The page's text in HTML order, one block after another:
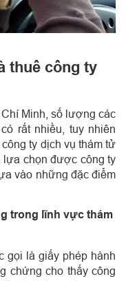
thuê công ty
Minh, số lượng các
rất nhiều, tuy nhiên
ty dịch vụ thám tử
lựa chọn được công ty
vào những đặc điểm
trong lĩnh vực thám
gọi là giấy phép hành
chứng cho thấy công